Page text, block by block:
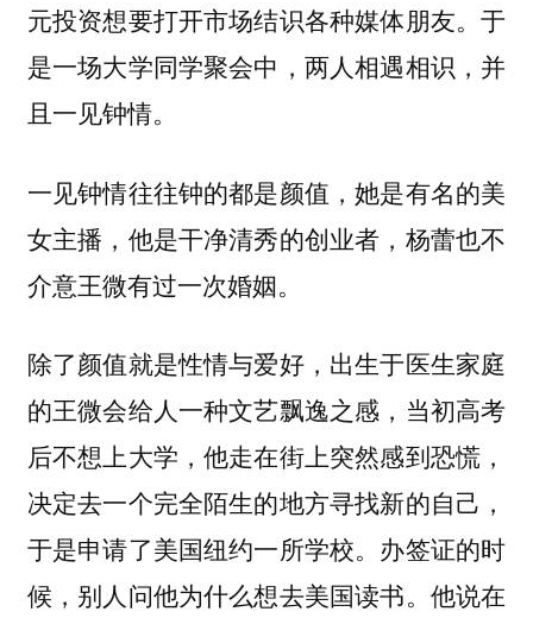
元投资想要打开市场结识各种媒体朋友。于
是一场大学同学聚会中，两人相遇相识，并
且一见钟情。
一见钟情往往钟的都是颜值，她是有名的美
女主播，他是干净清秀的创业者，杨蕾也不
介意王微有过一次婚姻。
除了颜值就是性情与爱好，出生于医生家庭
的王微会给人一种文艺飘逸之感，当初高考
后不想上大学，他走在街上突然感到恐慌，
决定去一个完全陌生的地方寻找新的自己，
于是申请了美国纽约一所学校。办签证的时
候，别人问他为什么想去美国读书。他说在